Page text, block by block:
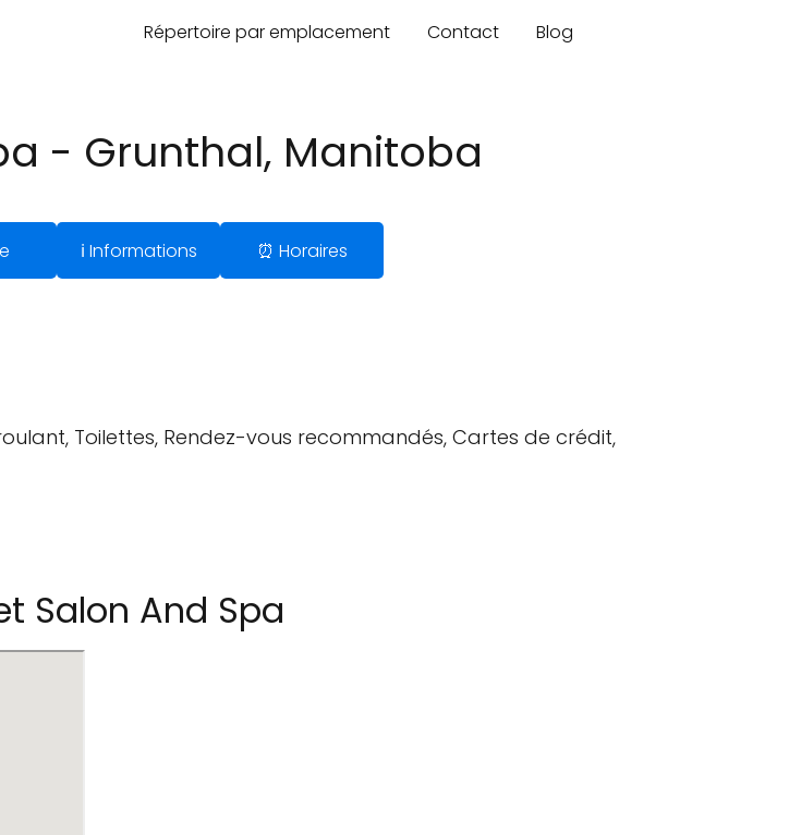
Répertoire par emplacement Contact Blog
- Grunthal, Manitoba
ℹ️ Informations ⏰ Horaires
Toilettes, Rendez-vous recommandés, Cartes de crédit,
Salon And Spa